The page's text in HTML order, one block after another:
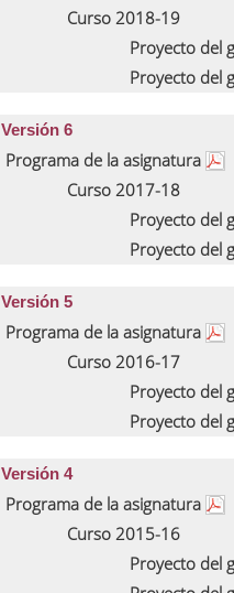
Curso 2018-19
Proyecto del
Proyecto del
Versión 6
Programa de la asignatura
Curso 2017-18
Proyecto del
Proyecto del
Versión 5
Programa de la asignatura
Curso 2016-17
Proyecto del
Proyecto del
Versión 4
Programa de la asignatura
Curso 2015-16
Proyecto del